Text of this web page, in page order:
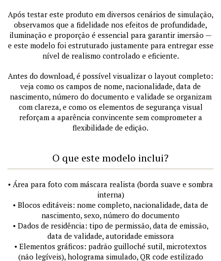
Após testar este produto em diversos cenários de simulação,
observamos que a fidelidade nos efeitos de profundidade,
iluminação e proporção é essencial para garantir imersão —
e este modelo foi estruturado justamente para entregar esse
nível de realismo controlado e eficiente.
Antes do download, é possível visualizar o layout completo:
veja como os campos de nome, nacionalidade, data de
nascimento, número do documento e validade se organizam
com clareza, e como os elementos de segurança visual
reforçam a aparência convincente sem comprometer a
flexibilidade de edição.
O que este modelo inclui?
• Área para foto com máscara realista (borda suave e sombra
interna)
• Blocos editáveis: nome completo, nacionalidade, data de
nascimento, sexo, número do documento
• Dados de residência: tipo de permissão, data de emissão,
data de validade, autoridade emissora
• Elementos gráficos: padrão guilloché sutil, microtextos
(não legíveis), holograma simulado, QR code estilizado